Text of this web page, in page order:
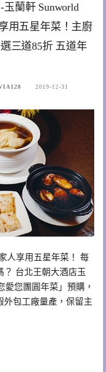
蘭軒 Sunworld
用五星年菜！主廚
三道85折 五道年
2019-12-31
人享用五星年菜！ 每
台北王朝大酒店玉
愛您團圓年菜」預購，
外包工廠量產，保留主